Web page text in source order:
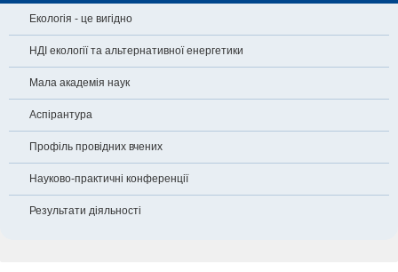
Екологія - це вигідно
НДІ екології та альтернативної енергетики
Мала академія наук
Аспірантура
Профіль провідних вчених
Науково-практичні конференції
Результати діяльності